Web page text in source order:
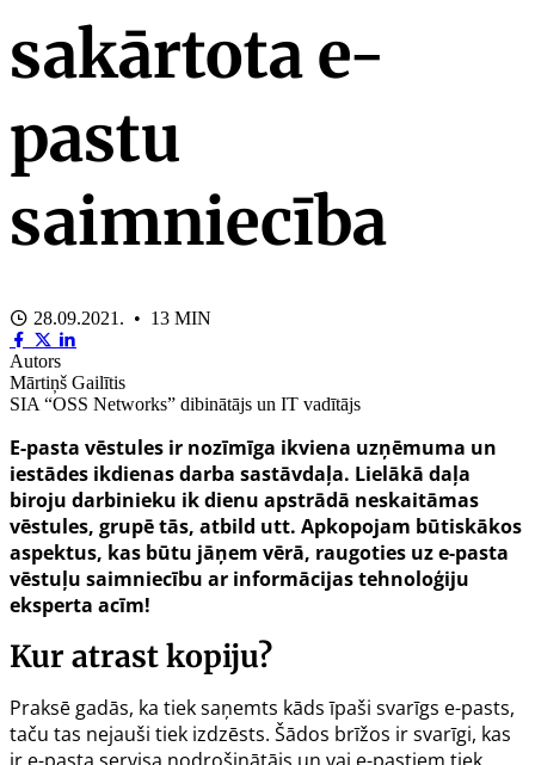
sakārtota e-
pastu
saimniecība
28.09.2021. • 13 MIN
Autors
Mārtiņš Gailītis
SIA “OSS Networks” dibinātājs un IT vadītājs
E-pasta vēstules ir nozīmīga ikviena uzņēmuma un
iestādes ikdienas darba sastāvdaļa. Lielākā daļa
biroju darbinieku ik dienu apstrādā neskaitāmas
vēstules, grupē tās, atbild utt. Apkopojam būtiskākos
aspektus, kas būtu jāņem vērā, raugoties uz e-pasta
vēstuļu saimniecību ar informācijas tehnoloģiju
eksperta acīm!
Kur atrast kopiju?
Praksē gadās, ka tiek saņemts kāds īpaši svarīgs e-pasts,
taču tas nejauši tiek izdzēsts. Šādos brīžos ir svarīgi, kas